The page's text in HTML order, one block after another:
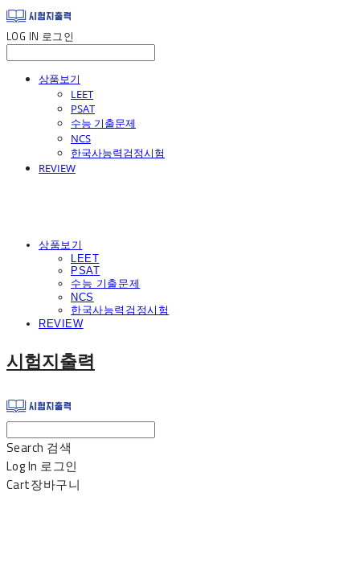
LOG IN 로그인
상품보기
LEET
PSAT
수능 기출문제
NCS
한국사능력검정시험
REVIEW
상품보기
LEET
PSAT
수능 기출문제
NCS
한국사능력검정시험
REVIEW
시험지출력
Search 검색
Log In 로그인
Cart장바구니